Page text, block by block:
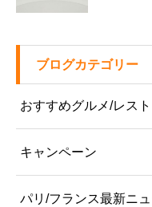
ブログカテゴリー
おすすめグルメ/レス
キャンペーン
パリ/フランス最新ニ